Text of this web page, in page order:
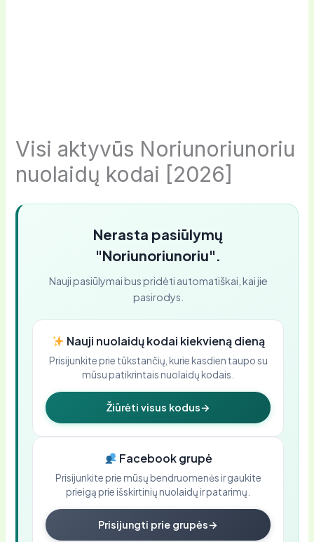
Visi aktyvūs Noriunoriunoriu
nuolaidų kodai [2026]
Nerasta pasiūlymų
"Noriunoriunoriu".
Nauji pasiūlymai bus pridėti automatiškai, kai jie
pasirodys.
Nauji nuolaidų kodai kiekvieną dieną
Prisijunkite prie tūkstančių, kurie kasdien taupo su
mūsu patikrintais nuolaidų kodais.
Žiūrėti visus kodus→
Facebook grupė
Prisijunkite prie mūsų bendruomenės ir gaukite
prieigą prie išskirtinių nuolaidų ir patarimų.
Prisijungti prie grupės→